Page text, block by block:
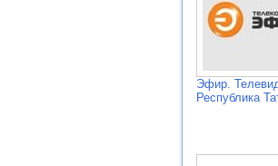
Эфир.
Республика